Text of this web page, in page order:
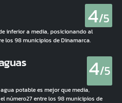
4/5
inferior a media, posicionando al
los 98 municipios de Dinamarca.
4/5
potable es mejor que media,
número27 entre los 98 municipios de